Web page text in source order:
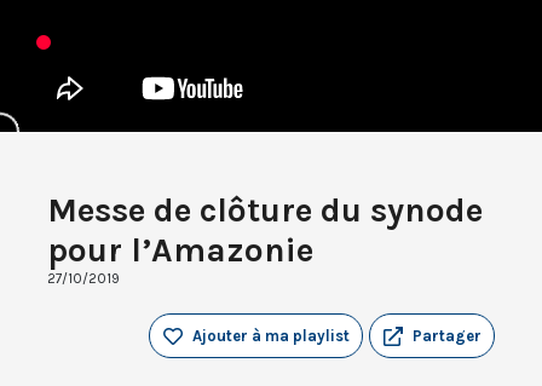
Messe de clôture du synode
pour l’Amazonie
27/10/2019
Partager
Ajouter à ma playlist